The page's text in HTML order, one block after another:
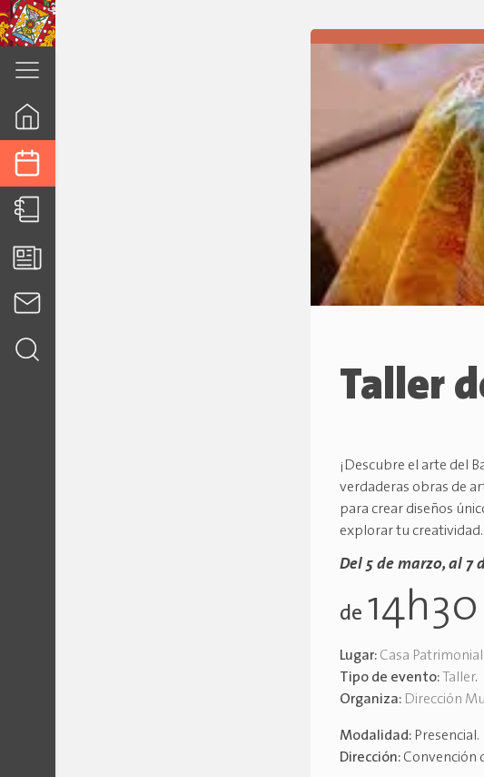
Taller
¡Descubre el arte del
verdaderas obras de
para crear diseños
explorar tu creatividad.
Del 5 de marzo, al 7
de 14h30
Lugar: Casa
Tipo de evento: Taller.
Organiza: Dirección
Modalidad: Presencial.
Dirección: Convención